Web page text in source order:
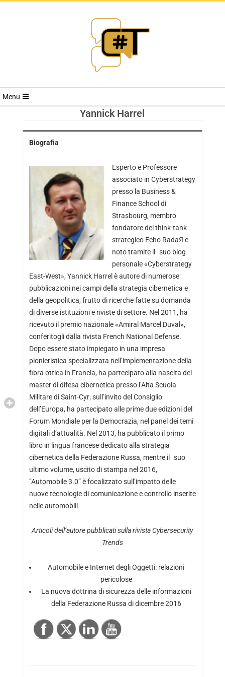
RIVISTA
Menu
Yannick Harrel
Biografia
Esperto e Professore
associato in Cyberstrategy
presso la Business &
Finance School di
Strasbourg, membro
fondatore del think-tank
strategico Echo RadaЯ e
noto tramite il suo blog
personale «Cyberstrategy
East-West», Yannick Harrel è autore di numerose
pubblicazioni nei campi della strategia cibernetica e
della geopolitica, frutto di ricerche fatte su domanda
di diverse istituzioni e riviste di settore. Nel 2011, ha
ricevuto il premio nazionale «Amiral Marcel Duval»,
conferitogli dalla rivista French National Defense.
Dopo essere stato impiegato in una impresa
pionieristica specializzata nell’implementazione della
fibra ottica in Francia, ha partecipato alla nascita del
master di difesa cibernetica presso l’Alta Scuola
Militare di Saint-Cyr; sull’invito del Consiglio
dell’Europa, ha partecipato alle prime due edizioni del
Forum Mondiale per la Democrazia, nel panel dei temi
digitali d’attualità. Nel 2013, ha pubblicato il primo
libro in lingua francese dedicato alla strategia
cibernetica della Federazione Russa, mentre il suo
ultimo volume, uscito di stampa nel 2016,
”Automobile 3.0” è focalizzato sull’impatto delle
nuove tecnologie di comunicazione e controllo inserite
nelle automobili
Articoli dell’autore pubblicati sulla rivista Cybersecurity
Trends
Automobile e Internet degli Oggetti: relazioni
pericolose
La nuova dottrina di sicurezza delle informazioni
della Federazione Russa di dicembre 2016